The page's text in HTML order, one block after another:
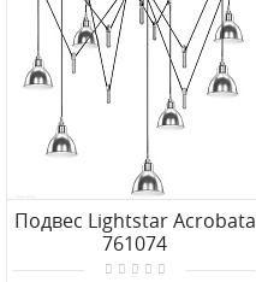
Подвес Lightstar Acrobata
761074